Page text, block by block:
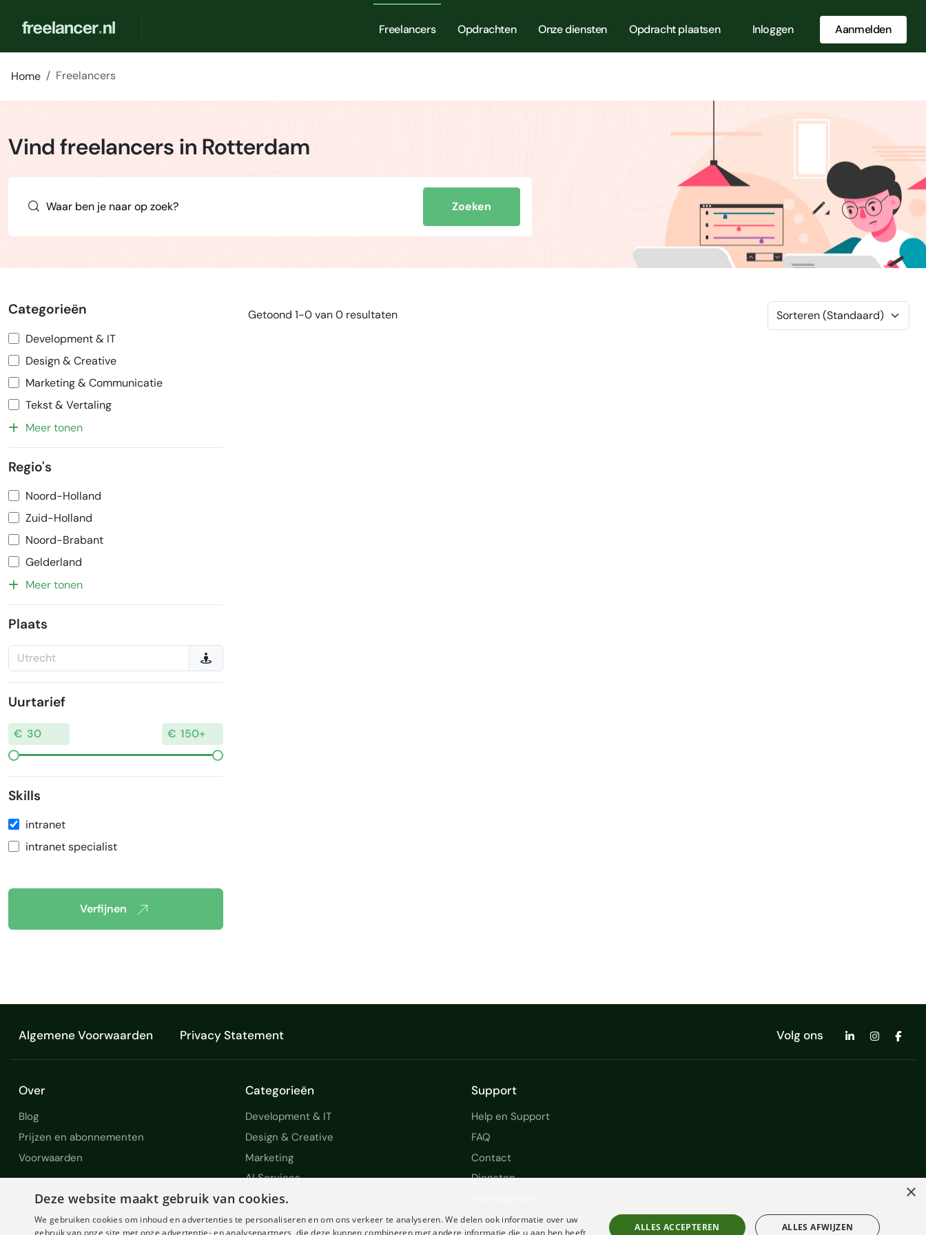
Freelancers Opdrachten Onze diensten Opdracht plaatsen Inloggen Aanmelden
Home Freelancers
Vind freelancers in Rotterdam
Zoeken
Categorieën
Development & IT
Design & Creative
Marketing & Communicatie
Tekst & Vertaling
Meer tonen
Regio's
Noord-Holland
Zuid-Holland
Noord-Brabant
Gelderland
Meer tonen
Plaats
Uurtarief
Skills
intranet
intranet specialist
Verfijnen
Getoond 1-0 van 0 resultaten
Algemene Voorwaarden Privacy Statement Volg ons
Over
Blog
Prijzen en abonnementen
Voorwaarden
Categorieën
Development & IT
Design & Creative
Marketing
AI Services
Support
Help en Support
FAQ
Contact
Diensten
×
Deze website maakt gebruik van cookies.
We gebruiken cookies om inhoud en advertenties te personaliseren en om ons verkeer te analyseren. We delen ook informatie over uw
gebruik van onze site met onze advertentie- en analysepartners, die deze kunnen combineren met andere informatie die u aan hen heeft
ALLES ACCEPTEREN ALLES AFWIJZEN